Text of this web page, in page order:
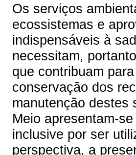
Os serviços
ecossistemas e
indispensáveis à
necessitam,
que contribuam
conservação dos
manutenção destes
Meio apresentam-
inclusive por ser
perspectiva, a